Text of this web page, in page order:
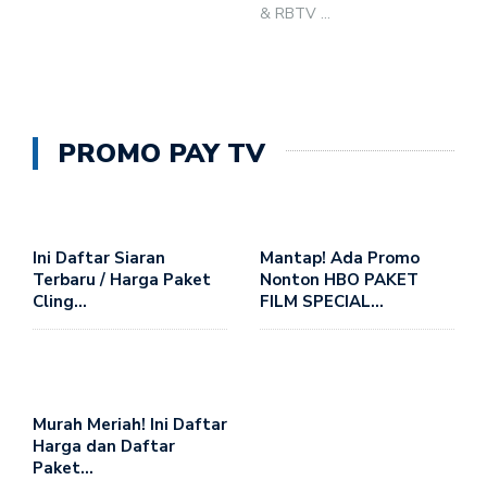
& RBTV ...
PROMO PAY TV
Ini Daftar Siaran
Terbaru / Harga Paket
Cling…
Mantap! Ada Promo
Nonton HBO PAKET
FILM SPECIAL…
Murah Meriah! Ini Daftar
Harga dan Daftar
Paket…